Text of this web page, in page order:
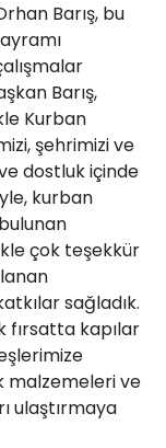
Barış, bu
Barış,
Kurban
şehrimizi ve
dostluk içinde
kurban
çok teşekkür
sağladık.
fırsatta kapılar
malzemeleri ve
ulaştırmaya